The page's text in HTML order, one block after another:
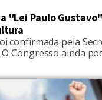
"Lei Paulo
confirmada pela
O Congresso ainda